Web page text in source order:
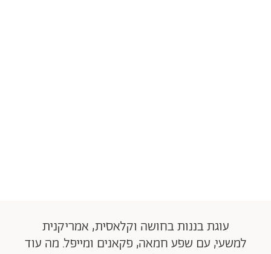
עוגת בננות בחושה וקלאסית, אמריקנית
למשעי, עם שפע חמאה, פקאנים ומייפל. מה עוד